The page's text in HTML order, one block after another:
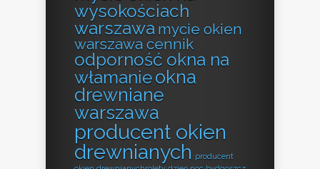
wysokościach
warszawa mycie okien
warszawa cennik
odporność okna na
włamanieokna
drewniane
warszawa
producent okien
drewnianych producent